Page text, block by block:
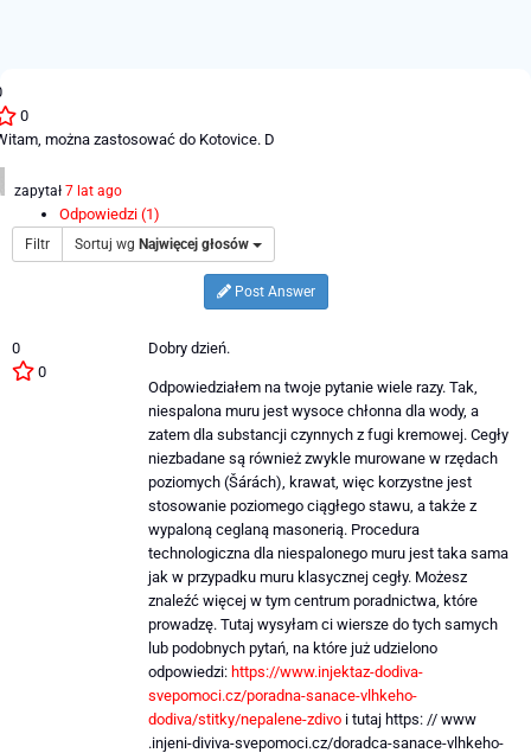
0
można zastosować do Kotovice. D
zapytał 7 lat ago
Odpowiedzi (1)
Filtr Sortuj wg Najwięcej głosów
Post Answer
0
0
Dobry dzień.
Odpowiedziałem na twoje pytanie wiele razy. Tak,
niespalona muru jest wysoce chłonna dla wody, a
zatem dla substancji czynnych z fugi kremowej. Cegły
niezbadane są również zwykle murowane w rzędach
poziomych (Šárách), krawat, więc korzystne jest
stosowanie poziomego ciągłego stawu, a także z
wypaloną ceglaną masonerią. Procedura
technologiczna dla niespalonego muru jest taka sama
jak w przypadku muru klasycznej cegły. Możesz
znaleźć więcej w tym centrum poradnictwa, które
prowadzę. Tutaj wysyłam ci wiersze do tych samych
lub podobnych pytań, na które już udzielono
odpowiedzi: https://www.injektaz-dodiva-
svepomoci.cz/poradna-sanace-vlhkeho-
dodiva/stitky/nepalene-zdivoi tutaj https: // www
.injeni-diviva-svepomoci.cz/doradca-sanace-vlhkeho-